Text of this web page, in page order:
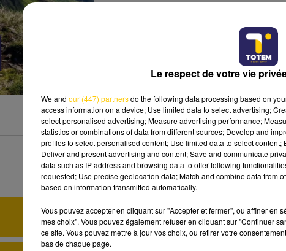
Ecoutez sur Totem l'information
de Brioude et Issoire avec les
journalistes sur le terrain .
So Easy
OLIVIA DEAN
AVEYRON NORD
Le respect de votre vie
We and our (447) partnersdo the following data processing based on
access information on a device; Use limited data to select advertising;
select personalised advertising; Measure advertising performance;
statistics or combinations of data from different sources; Develop and
profiles to select personalised content; Use limited data to select
Deliver and present advertising and content; Save and communicate
data such as IP address and browsing data to offer following
requested; Use precise geolocation data; Match and combine data from
based on information transmitted automatically.
Vous pouvez accepter en cliquant sur "Accepter et fermer", ou affiner en
mes choix". Vous pouvez également refuser en cliquant sur "Continuer
ce site. Vous pouvez mettre à jour vos choix, ou retirer votre
bas de chaque page.